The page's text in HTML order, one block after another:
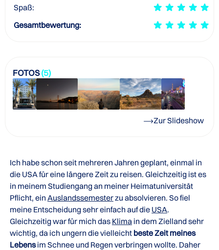
Spaß:
Gesamtbewertung:
FOTOS(5)
Zur Slideshow
Ich habe schon seit mehreren Jahren geplant, einmal in
die USA für eine längere Zeit zu reisen. Gleichzeitig ist es
in meinem Studiengang an meiner Heimatuniversität
Pflicht, ein Auslandssemesterzu absolvieren. So fiel
meine Entscheidung sehr einfach auf die USA.
Gleichzeitig war für mich das Klima in dem Zielland sehr
wichtig, da ich ungern die vielleicht beste Zeit meines
Lebensim Schnee und Regen verbringen wollte. Daher